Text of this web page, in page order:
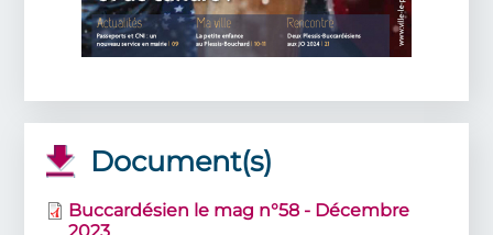
Document(s)
Buccardésien le mag n°58 - Décembre